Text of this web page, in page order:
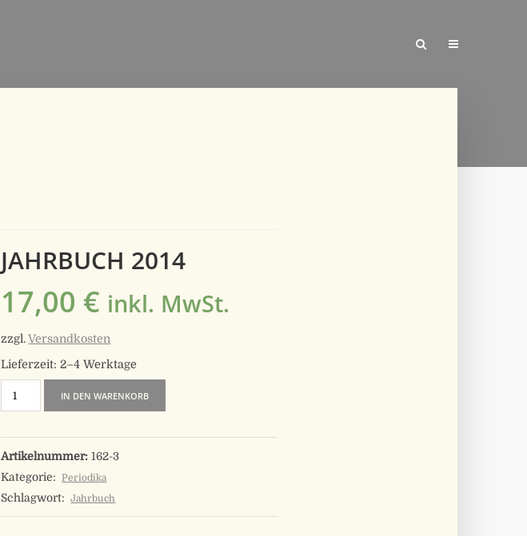
JAHRBUCH 2014
17,00 € inkl. MwSt.
zzgl.Versandkosten
Lieferzeit:2–4 Werktage
Jahrbuch
2014
Menge
IN DEN WARENKORB
Artikelnummer:162-3
Kategorie:
Periodika
Schlagwort: Jahrbuch